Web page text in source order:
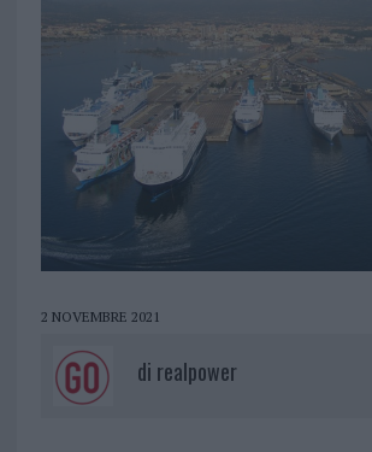
2 NOVEMBRE 2021
di realpower